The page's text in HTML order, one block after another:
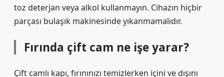
toz deterjan veya alkol kullanmayın. Cihazın hiçbir
parçası bulaşık makinesinde yıkanmamalıdır.
Fırında çift cam ne işe yarar?
Çift camlı kapı, fırınınızı temizlerken içini ve dışını